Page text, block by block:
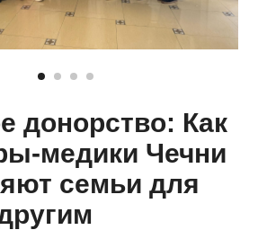
донорство: Как
медики Чечни
семьи для